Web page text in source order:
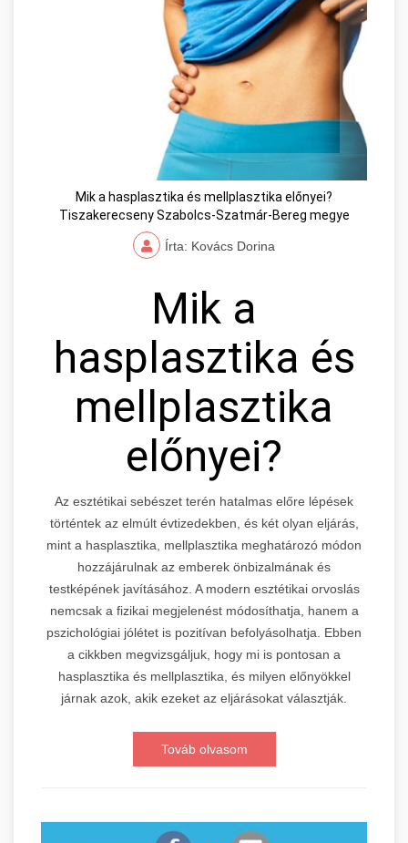
Mik a hasplasztika és mellplasztika előnyei?
Tiszakerecseny Szabolcs-Szatmár-Bereg megye
Írta: Kovács Dorina
Mik a
hasplasztika és
mellplasztika
előnyei?
Az esztétikai sebészet terén hatalmas előre lépések
történtek az elmúlt évtizedekben, és két olyan eljárás,
mint a hasplasztika, mellplasztika meghatározó módon
hozzájárulnak az emberek önbizalmának és
testképének javításához. A modern esztétikai orvoslás
nemcsak a fizikai megjelenést módosíthatja, hanem a
pszichológiai jólétet is pozitívan befolyásolhatja. Ebben
a cikkben megvizsgáljuk, hogy mi is pontosan a
hasplasztika és mellplasztika, és milyen előnyökkel
járnak azok, akik ezeket az eljárásokat választják.
Továb olvasom